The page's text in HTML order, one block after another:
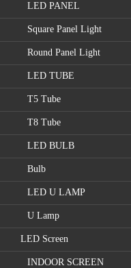
LED PANEL
Square Panel Light
Round Panel Light
LED TUBE
T5 Tube
T8 Tube
LED BULB
Bulb
LED U LAMP
U Lamp
LED Screen
INDOOR SCREEN